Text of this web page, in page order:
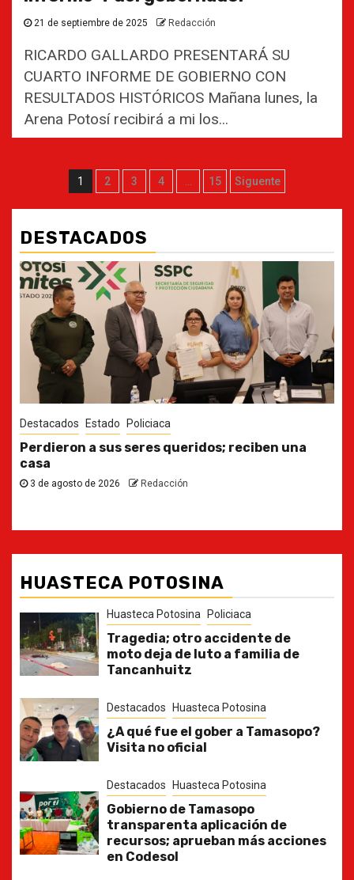
21 de septiembre de 2025 Redacción
RICARDO GALLARDO PRESENTARÁ SU
CUARTO INFORME DE GOBIERNO CON
RESULTADOS HISTÓRICOS Mañana lunes, la
Arena Potosí recibirá a mi los...
Paginación
de
entradas
1 2 3 4 15 Siguente
DESTACADOS
Destacados Estado
Ya casi, el quinto informe del Gobernador
30 de julio de 2026
HUASTECA POTOSINA
Huasteca Potosina Policiaca
Tragedia; otro accidente de
moto deja de luto a familia de
Tancanhuitz
Destacados Huasteca Potosina
¿A qué fue el gober a Tamasopo?
Visita no oficial
Destacados Huasteca Potosina
Gobierno de Tamasopo
transparenta aplicación de
recursos; aprueban más acciones
en Codesol